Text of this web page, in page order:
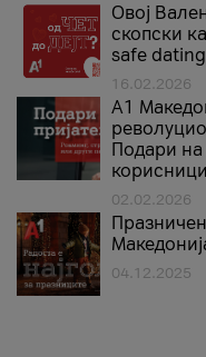
Овој
скопски
safe dating
16.02.2026
А1
Подари на
корисници
02.02.2026
04.12.2025